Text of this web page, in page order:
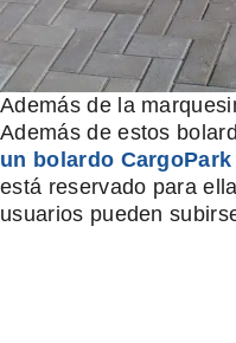
Además de la
Además de estos
un bolardo CargoPark
está reservado para
usuarios pueden